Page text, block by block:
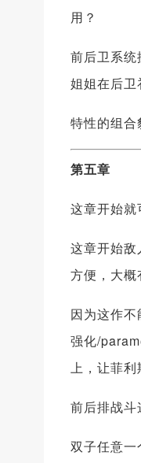
用？
前后卫系
姐姐在后卫
特性的组合
第五章
这章开始就
这章开始
方便，大
因为这作
强化/
上，让菲利
前后排战斗
双子任意